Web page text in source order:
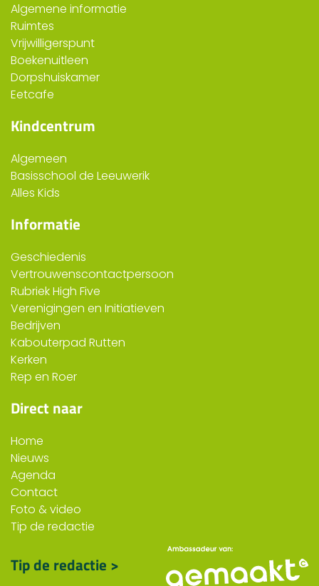
Algemene informatie
Ruimtes
Vrijwilligerspunt
Boekenuitleen
Dorpshuiskamer
Eetcafe
Kindcentrum
Algemeen
Basisschool de Leeuwerik
Alles Kids
Informatie
Geschiedenis
Vertrouwenscontactpersoon
Rubriek High Five
Verenigingen en Initiatieven
Bedrijven
Kabouterpad Rutten
Kerken
Rep en Roer
Direct naar
Home
Nieuws
Agenda
Contact
Foto & video
Tip de redactie
Tip de redactie >